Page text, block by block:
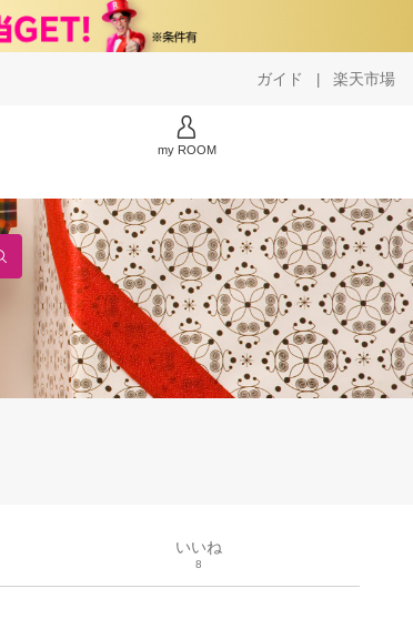
ガイド | 楽天市場
my ROOM
いいね
8